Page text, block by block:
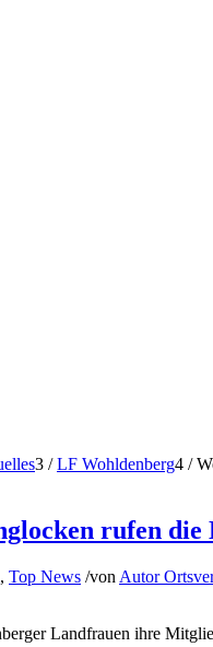
3 / LF Wohldenberg4 /
rufen die
, Top News /von Autor
Landfrauen ihre